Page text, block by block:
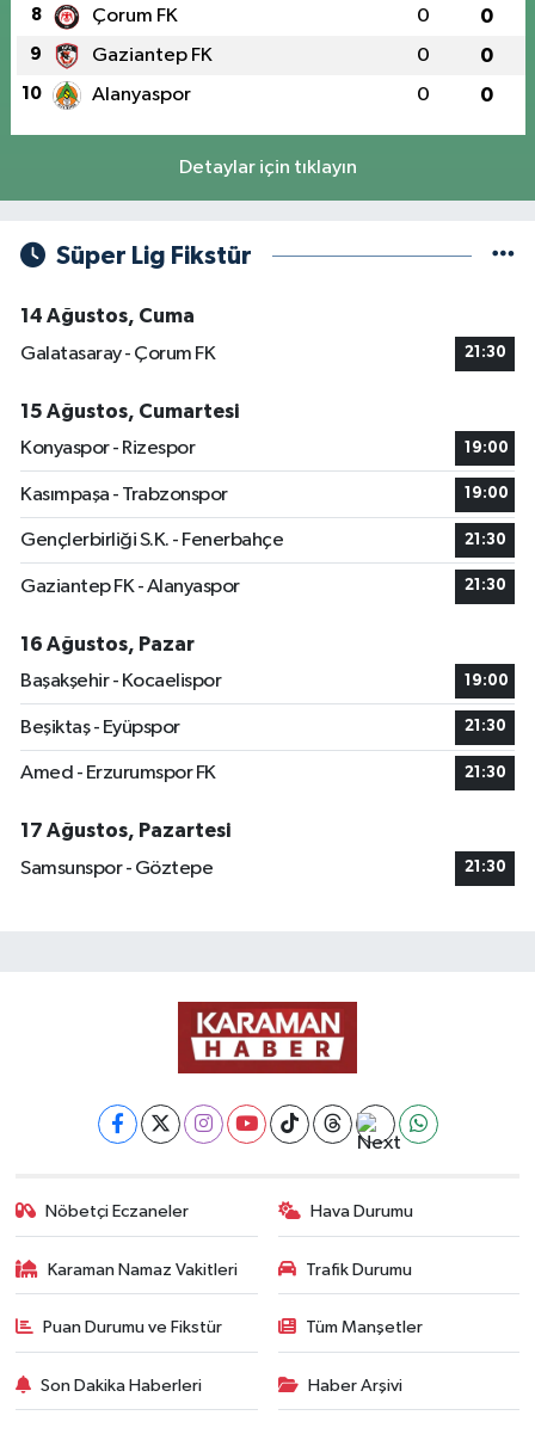
8 Çorum FK 0 0
9 Gaziantep FK 0 0
10 Alanyaspor 0 0
Detaylar için tıklayın
Süper Lig Fikstür
14 Ağustos, Cuma
Galatasaray - Çorum FK
21:30
15 Ağustos, Cumartesi
Konyaspor - Rizespor
19:00
Kasımpaşa - Trabzonspor 19:00
Gençlerbirliği S.K. - Fenerbahçe 21:30
Gaziantep FK - Alanyaspor 21:30
16 Ağustos, Pazar
Başakşehir - Kocaelispor
19:00
Beşiktaş - Eyüpspor 21:30
Amed - Erzurumspor FK 21:30
17 Ağustos, Pazartesi
Samsunspor - Göztepe
21:30
Nöbetçi Eczaneler Hava Durumu
Karaman Namaz Vakitleri Trafik Durumu
Puan Durumu ve Fikstür Tüm Manşetler
Son Dakika Haberleri Haber Arşivi